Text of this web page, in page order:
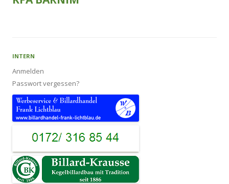
INTERN
Anmelden
Passwort vergessen?